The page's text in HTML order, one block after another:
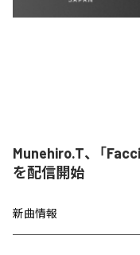
Munehiro.T、「
を配信開始
新曲情報